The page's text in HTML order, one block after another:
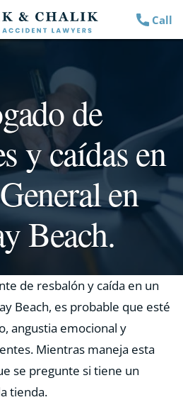
Call
de
y caídas en
en
Beach.
de resbalón y caída en un
Beach, es probable que esté
angustia emocional y
Mientras maneja esta
se pregunte si tiene un
tienda.